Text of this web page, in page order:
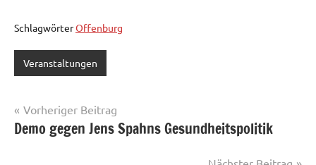
SchlagwörterOffenburg
Veranstaltungen
Beitragsnavigation
Vorheriger Beitrag
Demo gegen Jens Spahns Gesundheitspolitik